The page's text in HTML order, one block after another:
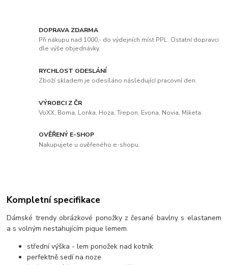
DOPRAVA ZDARMA
Při nákupu nad 1000,- do výdejních míst PPL. Ostatní dopravci
dle výše objednávky.
RYCHLOST ODESLÁNÍ
Zboží skladem je odesíláno následující pracovní den.
VÝROBCI Z ČR
VoXX, Boma, Lonka, Hoza, Trepon, Evona, Novia, Miketa.
OVĚŘENÝ E-SHOP
Nakupujete u ověřeného e-shopu.
Kompletní specifikace
Dámské trendy obrázkové ponožky z česané bavlny s elastanem
a s volným nestahujícím pique lemem.
střední výška - lem ponožek nad kotník
perfektně sedí na noze